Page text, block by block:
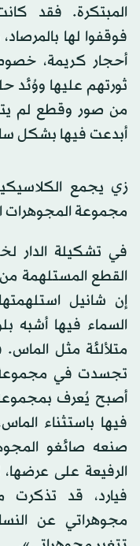
المبتكرة. فقد
فوقفوا لها
أحجار كريمة،
ثورتهم عليها ووُئد
من صور وقطع لم
أبدعت فيها بشكل
زي يجمع
مجموعة المجوهرات
إن شانيل
السماء فيها أشبه
متلألئة مثل
فيها باستثناء
صنعه صائغو
الرفيعة على
فيارد، قد تذكرت
مجوهراتي عن